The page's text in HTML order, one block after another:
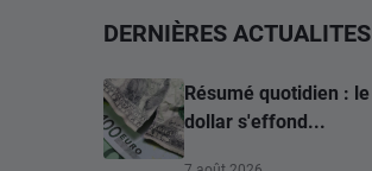
DERNIÈRES ACTUALITES
Résumé quotidien : le
dollar s'effond...